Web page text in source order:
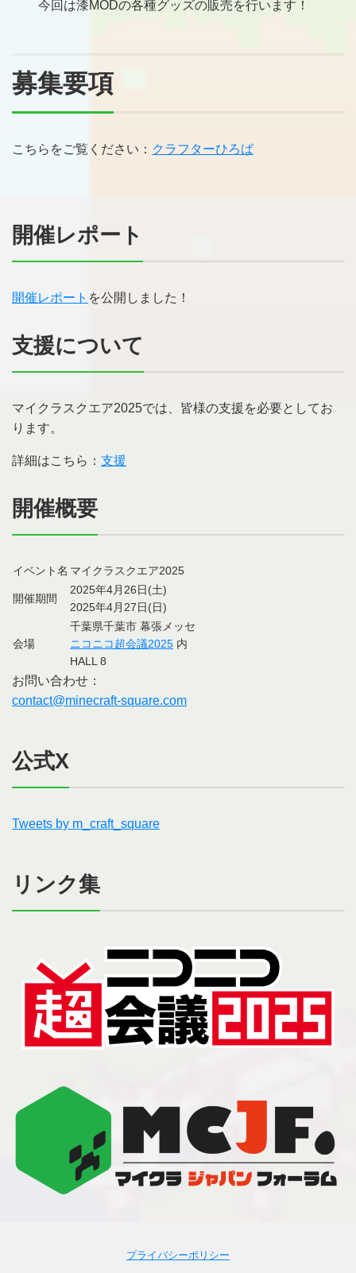
今回は漆MODの各種グッズの販売を行います！
募集要項
こちらをご覧ください： クラフターひろば
開催レポート
開催レポート を公開しました！
支援について
マイクラスクエア2025では、皆様の支援を必要としてお
ります。
詳細はこちら： 支援
開催概要
イベント名 マイクラスクエア2025
開催期間
2025年4月26日(土)
2025年4月27日(日)
会場
千葉県千葉市 幕張メッセ
ニコニコ超会議2025 内
HALL 8
お問い合わせ：
contact@minecraft-square.com
公式X
Tweets by m_craft_square
リンク集
プライバシーポリシー